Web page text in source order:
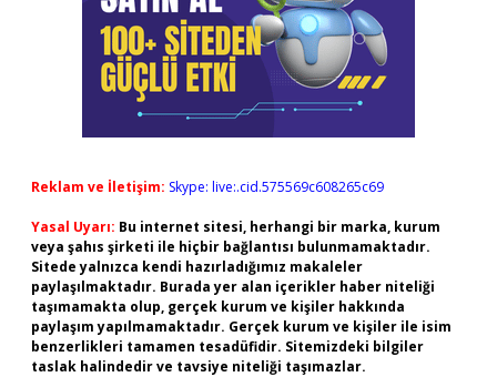
Reklam ve İletişim: Skype: live:.cid.575569c608265c69
Yasal Uyarı: Bu internet sitesi, herhangi bir marka, kurum
veya şahıs şirketi ile hiçbir bağlantısı bulunmamaktadır.
Sitede yalnızca kendi hazırladığımız makaleler
paylaşılmaktadır. Burada yer alan içerikler haber niteliği
taşımamakta olup, gerçek kurum ve kişiler hakkında
paylaşım yapılmamaktadır. Gerçek kurum ve kişiler ile isim
benzerlikleri tamamen tesadüfidir. Sitemizdeki bilgiler
taslak halindedir ve tavsiye niteliği taşımazlar.